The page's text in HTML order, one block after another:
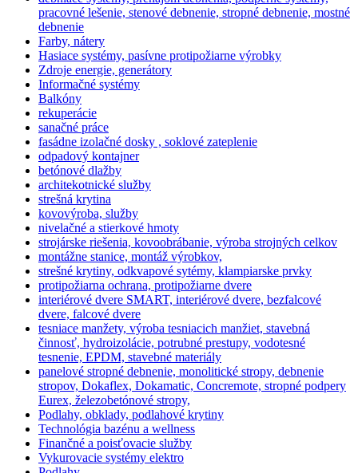
pracovné lešenie, stenové debnenie, stropné debnenie, mostné
debnenie
Farby, nátery
Hasiace systémy, pasívne protipožiarne výrobky
Zdroje energie, generátory
Informačné systémy
Balkóny
rekuperácie
sanačné práce
fasádne izolačné dosky , soklové zateplenie
odpadový kontajner
betónové dlažby
architekotnické služby
strešná krytina
kovovýroba, služby
nivelačné a stierkové hmoty
strojárske riešenia, kovoobrábanie, výroba strojných celkov
montážne stanice, montáž výrobkov,
strešné krytiny, odkvapové sytémy, klampiarske prvky
protipožiarna ochrana, protipožiarne dvere
interiérové dvere SMART, interiérové dvere, bezfalcové
dvere, falcové dvere
tesniace manžety, výroba tesniacich manžiet, stavebná
činnosť, hydroizolácie, potrubné prestupy, vodotesné
tesnenie, EPDM, stavebné materiály
panelové stropné debnenie, monolitické stropy, debnenie
stropov, Dokaflex, Dokamatic, Concremote, stropné podpery
Eurex, železobetónové stropy,
Podlahy, obklady, podlahové krytiny
Technológia bazénu a wellness
Finančné a poisťovacie služby
Vykurovacie systémy elektro